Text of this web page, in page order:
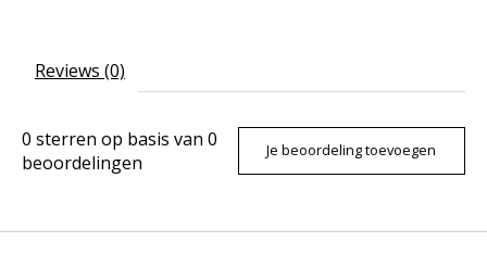
Reviews (0)
0 sterren op basis van 0
beoordelingen
Je beoordeling toevoegen